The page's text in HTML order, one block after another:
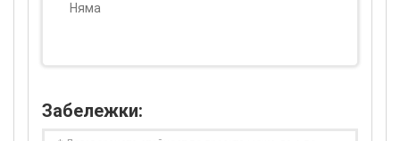
Няма
Забележки: